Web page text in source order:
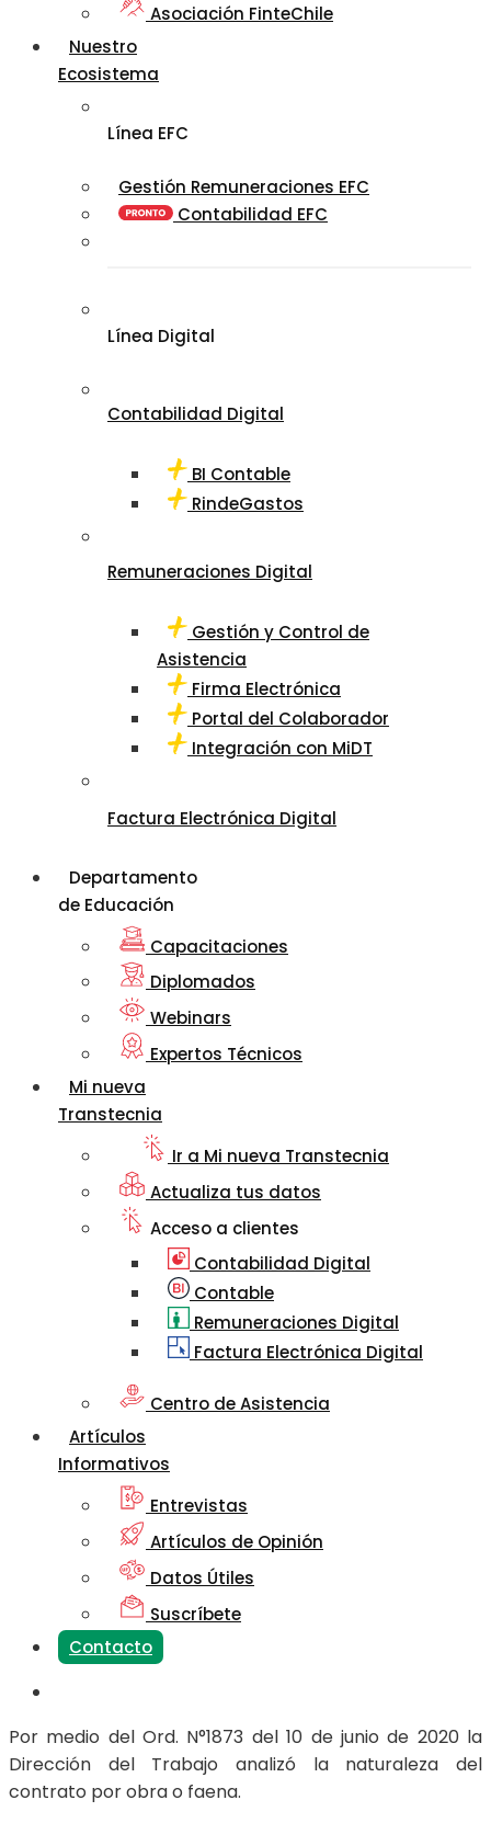
Asociación FinteChile
Nuestro
Ecosistema
Línea EFC
Gestión Remuneraciones EFC
Contabilidad EFC
Línea Digital
Contabilidad Digital
BI Contable
RindeGastos
Remuneraciones Digital
Gestión y Control de
Asistencia
Firma Electrónica
Portal del Colaborador
Integración con MiDT
Factura Electrónica Digital
Departamento
de Educación
Capacitaciones
Diplomados
Webinars
Expertos Técnicos
Mi nueva
Transtecnia
Ir a Mi nueva Transtecnia
Actualiza tus datos
Acceso a clientes
Contabilidad Digital
Contable
Remuneraciones Digital
Factura Electrónica Digital
Centro de Asistencia
Artículos
Informativos
Entrevistas
Artículos de Opinión
Datos Útiles
Suscríbete
Contacto
Por medio del Ord. N°1873 del 10 de junio de 2020 la
Dirección del Trabajo analizó la naturaleza del
contrato por obra o faena.